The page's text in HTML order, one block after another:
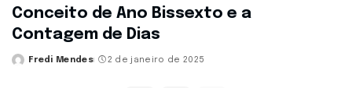
Conceito de Ano Bissexto e a
Contagem de Dias
Posted
Fredi Mendes 2 de janeiro de 2025